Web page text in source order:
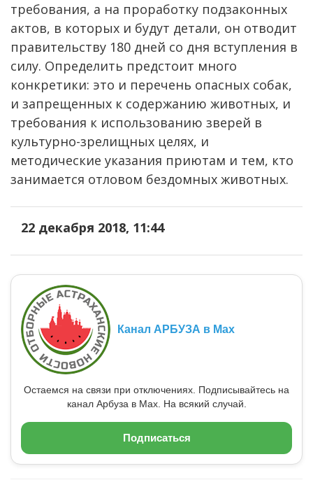
требования, а на проработку подзаконных
актов, в которых и будут детали, он отводит
правительству 180 дней со дня вступления в
силу. Определить предстоит много
конкретики: это и перечень опасных собак,
и запрещенных к содержанию животных, и
требования к использованию зверей в
культурно-зрелищных целях, и
методические указания приютам и тем, кто
занимается отловом бездомных животных.
22 декабря 2018, 11:44
Канал АРБУЗА в Max
Остаемся на связи при отключениях. Подписывайтесь на
канал Арбуза в Max. На всякий случай.
Подписаться